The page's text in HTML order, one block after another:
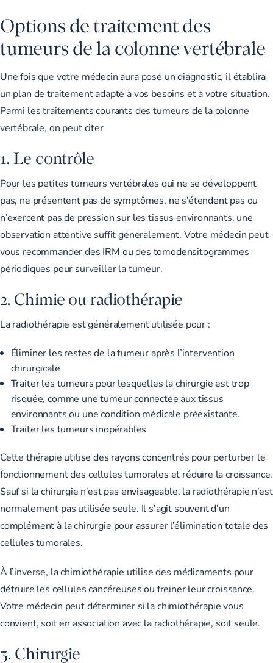
Options de traitement des
tumeurs de la colonne vertébrale
Une fois que votre médecin aura posé un diagnostic, il établira
un plan de traitement adapté à vos besoins et à votre situation.
Parmi les traitements courants des tumeurs de la colonne
vertébrale, on peut citer
1. Le contrôle
Pour les petites tumeurs vertébrales qui ne se développent
pas, ne présentent pas de symptômes, ne s’étendent pas ou
n’exercent pas de pression sur les tissus environnants, une
observation attentive suffit généralement. Votre médecin peut
vous recommander des IRM ou des tomodensitogrammes
périodiques pour surveiller la tumeur.
2. Chimie ou radiothérapie
La radiothérapie est généralement utilisée pour :
Éliminer les restes de la tumeur après l’intervention
chirurgicale
Traiter les tumeurs pour lesquelles la chirurgie est trop
risquée, comme une tumeur connectée aux tissus
environnants ou une condition médicale préexistante.
Traiter les tumeurs inopérables
Cette thérapie utilise des rayons concentrés pour perturber le
fonctionnement des cellules tumorales et réduire la croissance.
Sauf si la chirurgie n’est pas envisageable, la radiothérapie n’est
normalement pas utilisée seule. Il s’agit souvent d’un
complément à la chirurgie pour assurer l’élimination totale des
cellules tumorales.
À l’inverse, la chimiothérapie utilise des médicaments pour
détruire les cellules cancéreuses ou freiner leur croissance.
Votre médecin peut déterminer si la chimiothérapie vous
convient, soit en association avec la radiothérapie, soit seule.
3. Chirurgie